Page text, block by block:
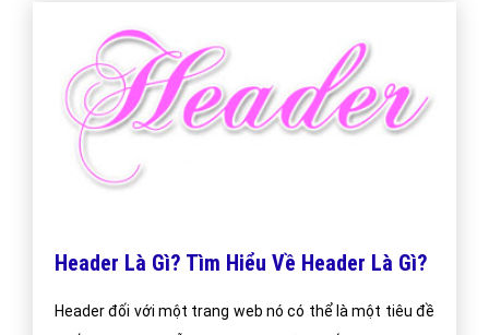
Header Là Gì? Tìm Hiểu Về Header Là Gì?
Header đối với một trang web nó có thể là một tiêu đề